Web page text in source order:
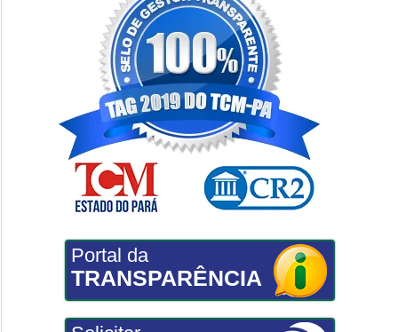
Portal da
TRANSPARÊNCIA